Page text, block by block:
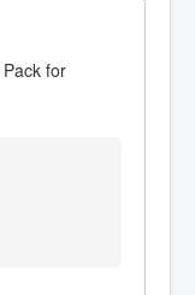
for